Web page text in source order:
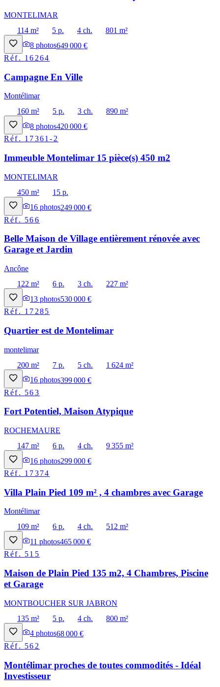
MONTELIMAR
114 m²
5 p. 4 ch.
801 m²
8 photos649 000 €
Réf. 16264
Campagne En Ville
Montélimar
160 m²
5 p. 3 ch.
890 m²
8 photos420 000 €
Réf. 17361-2
Immeuble Montelimar 15 pièce(s) 450 m2
MONTELIMAR
450 m²
15 p.
16 photos249 000 €
Réf. 566
Belle Maison de Village entièrement rénovée avec
Garage et Jardin
Ancône
122 m²
6 p. 3 ch.
227 m²
13 photos530 000 €
Réf. 17285
Quartier est de Montelimar
montelimar
200 m²
7 p. 5 ch.
1 624 m²
16 photos399 000 €
Réf. 563
Fort Potentiel, Maison Atypique
ROCHEMAURE
147 m²
6 p. 4 ch.
9 355 m²
16 photos299 000 €
Réf. 17374
Villa Plain Pied 109 m² , 4 chambres avec Garage
Montélimar
109 m²
6 p. 4 ch.
512 m²
11 photos465 000 €
Réf. 515
Maison de Plain Pied 135 m2, 4 Chambres, Piscine
et Garage
MONTBOUCHER SUR JABRON
135 m²
5 p. 4 ch.
800 m²
4 photos68 000 €
Réf. 562
Montélimar proches de toutes commodités - Idéal
Investisseur